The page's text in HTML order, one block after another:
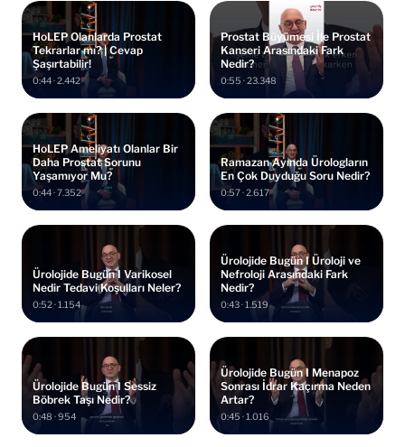
HoLEP Olanlarda Prostat
Tekrarlar mı? | Cevap
Şaşırtabilir!
0:44 · 2.442
Prostat Büyümesi İle Prostat
Kanseri Arasındaki Fark
Nedir?
0:55 · 23.348
HoLEP Ameliyatı Olanlar Bir
Daha Prostat Sorunu
Yaşamıyor Mu?
0:44 · 7.352
Ramazan Ayında Ürologların
En Çok Duyduğu Soru Nedir?
0:57 · 2.617
Ürolojide Bugün I Varikosel
Nedir Tedavi Koşulları Neler?
0:52 · 1.154
Ürolojide Bugün I Üroloji ve
Nefroloji Arasındaki Fark
Nedir?
0:43 · 1.519
Ürolojide Bugün I Sessiz
Böbrek Taşı Nedir?
0:48 · 954
Ürolojide Bugün I Menapoz
Sonrası İdrar Kaçırma Neden
Artar?
0:45 · 1.016